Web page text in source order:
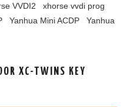
VVDI2
xhorse vvdi prog
Yanhua Mini ACDP
Yanhua
XC-TWINS KEY